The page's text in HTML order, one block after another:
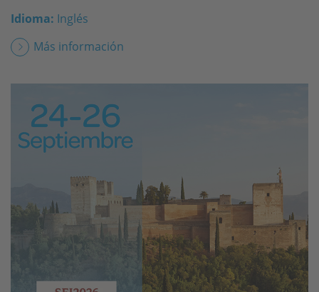
Idioma: Inglés
Más información